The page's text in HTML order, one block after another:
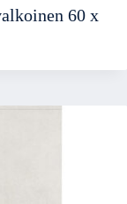
60 x